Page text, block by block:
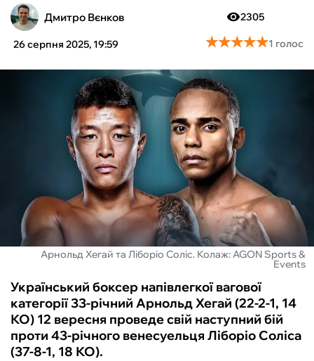
ТЕНІС
КІБЕРСПОРТ
ФУТЗАЛ
БУКМЕКЕРИ
Дмитро Вєнков
26 серпня 2025, 19:59
2305
★★★★★
★★★★★1 голос
Арнольд Хегай та Ліборіо Соліс. Колаж: AGON Sports &
Events
Український боксер напівлегкої вагової
категорії 33-річний Арнольд Хегай (22-2-1, 14
КО) 12 вересня проведе свій наступний бій
проти 43-річного венесуельця Ліборіо Соліса
(37-8-1, 18 КО).